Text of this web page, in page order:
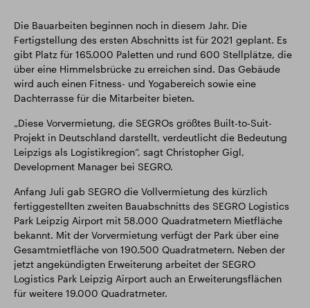
Die Bauarbeiten beginnen noch in diesem Jahr. Die
Fertigstellung des ersten Abschnitts ist für 2021 geplant. Es
gibt Platz für 165.000 Paletten und rund 600 Stellplätze, die
über eine Himmelsbrücke zu erreichen sind. Das Gebäude
wird auch einen Fitness- und Yogabereich sowie eine
Dachterrasse für die Mitarbeiter bieten.
„Diese Vorvermietung, die SEGROs größtes Built-to-Suit-
Projekt in Deutschland darstellt, verdeutlicht die Bedeutung
Leipzigs als Logistikregion“, sagt Christopher Gigl,
Development Manager bei SEGRO.
Anfang Juli gab SEGRO die Vollvermietung des kürzlich
fertiggestellten zweiten Bauabschnitts des SEGRO Logistics
Park Leipzig Airport mit 58.000 Quadratmetern Mietfläche
bekannt. Mit der Vorvermietung verfügt der Park über eine
Gesamtmietfläche von 190.500 Quadratmetern. Neben der
jetzt angekündigten Erweiterung arbeitet der SEGRO
Logistics Park Leipzig Airport auch an Erweiterungsflächen
für weitere 19.000 Quadratmeter.